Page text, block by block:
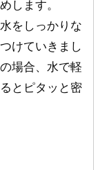
します。
をしっかりな
けていきまし
場合、水で軽
とピタッと密